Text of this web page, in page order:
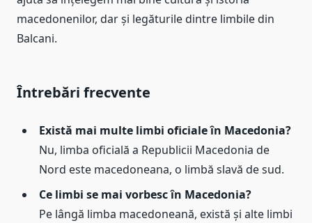
macedonenilor, dar și legăturile dintre limbile din
Balcani.
Întrebări frecvente
Există mai multe limbi oficiale în Macedonia?
Nu, limba oficială a Republicii Macedonia de
Nord este macedoneana, o limbă slavă de sud.
Ce limbi se mai vorbesc în Macedonia?
Pe lângă limba macedoneană, există și alte limbi